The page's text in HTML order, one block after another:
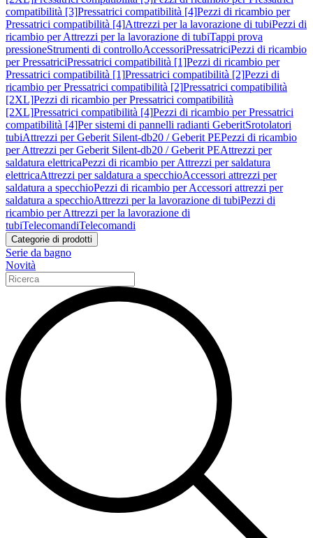
compatibilità [3]Pressatrici compatibilità [4]Pezzi di ricambio per
Pressatrici compatibilità [4]Attrezzi per la lavorazione di tubiPezzi di
ricambio per Attrezzi per la lavorazione di tubiTappi prova
pressioneStrumenti di controlloAccessoriPressatriciPezzi di ricambio
per PressatriciPressatrici compatibilità [1]Pezzi di ricambio per
Pressatrici compatibilità [1]Pressatrici compatibilità [2]Pezzi di
ricambio per Pressatrici compatibilità [2]Pressatrici compatibilità
[2XL]Pezzi di ricambio per Pressatrici compatibilità
[2XL]Pressatrici compatibilità [4]Pezzi di ricambio per Pressatrici
compatibilità [4]Per sistemi di pannelli radianti GeberitSrotolatori
tubiAttrezzi per Geberit Silent-db20 / Geberit PEPezzi di ricambio
per Attrezzi per Geberit Silent-db20 / Geberit PEAttrezzi per
saldatura elettricaPezzi di ricambio per Attrezzi per saldatura
elettricaAttrezzi per saldatura a specchioAccessori attrezzi per
saldatura a specchioPezzi di ricambio per Accessori attrezzi per
saldatura a specchioAttrezzi per la lavorazione di tubiPezzi di
ricambio per Attrezzi per la lavorazione di
tubiTelecomandiTelecomandi
Categorie di prodotti
Serie da bagno
Novità